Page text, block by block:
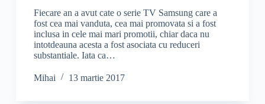
Fiecare an a avut cate o serie TV Samsung care a
fost cea mai vanduta, cea mai promovata si a fost
inclusa in cele mai mari promotii, chiar daca nu
intotdeauna acesta a fost asociata cu reduceri
substantiale. Iata ca…
Mihai 13 martie 2017